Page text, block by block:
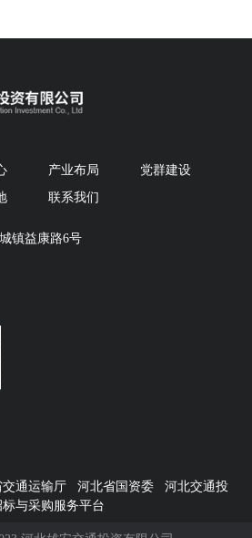
产业布局
党群建设
联系我们
镇益康路6号
通运输厅 河北省国资委
河北交通投
与采购服务平台